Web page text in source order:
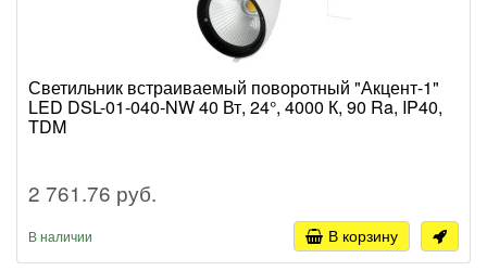
Светильник встраиваемый поворотный "Акцент-1"
LED DSL-01-040-NW 40 Вт, 24°, 4000 К, 90 Ra, IP40,
TDM
2 761.76 руб.
В наличии В корзину